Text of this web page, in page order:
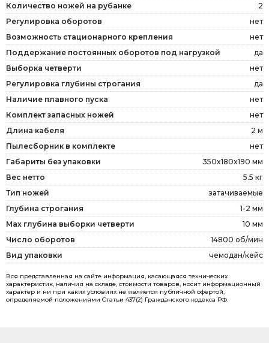
Количество ножей на рубанке
2
Регулировка оборотов
нет
Возможность стационарного крепления
нет
Поддержание постоянных оборотов под нагрузкой
да
Выборка четверти
нет
Регулировка глубины строгания
да
Наличие плавного пуска
нет
Комплект запасных ножей
нет
Длина кабеля
2 м
Пылесборник в комплекте
нет
Габариты без упаковки
350x180x190 мм
Вес нетто
5.5 кг
Тип ножей
затачиваемые
Глубина строгания
1-2 мм
Мах глубина выборки четверти
10 мм
Число оборотов
14800 об/мин
Вид упаковки
чемодан/кейс
Вся представленная на сайте информация, касающаяся технических
характеристик, наличия на складе, стоимости товаров, носит информационный
характер и ни при каких условиях не является публичной офертой,
определяемой положениями Статьи 437(2) Гражданского кодекса РФ.